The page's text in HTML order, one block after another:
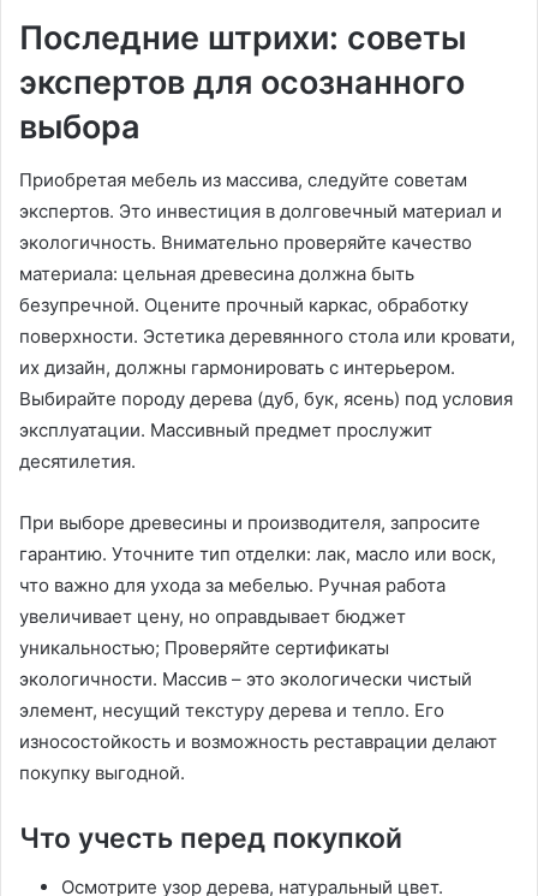
Последние штрихи: советы
экспертов для осознанного
выбора
Приобретая мебель из массива, следуйте советам
экспертов. Это инвестиция в долговечный материал и
экологичность. Внимательно проверяйте качество
материала: цельная древесина должна быть
безупречной. Оцените прочный каркас, обработку
поверхности. Эстетика деревянного стола или кровати,
их дизайн, должны гармонировать с интерьером.
Выбирайте породу дерева (дуб, бук, ясень) под условия
эксплуатации. Массивный предмет прослужит
десятилетия.
При выборе древесины и производителя, запросите
гарантию. Уточните тип отделки: лак, масло или воск,
что важно для ухода за мебелью. Ручная работа
увеличивает цену, но оправдывает бюджет
уникальностью; Проверяйте сертификаты
экологичности. Массив – это экологически чистый
элемент, несущий текстуру дерева и тепло. Его
износостойкость и возможность реставрации делают
покупку выгодной.
Что учесть перед покупкой
Осмотрите узор дерева, натуральный цвет.